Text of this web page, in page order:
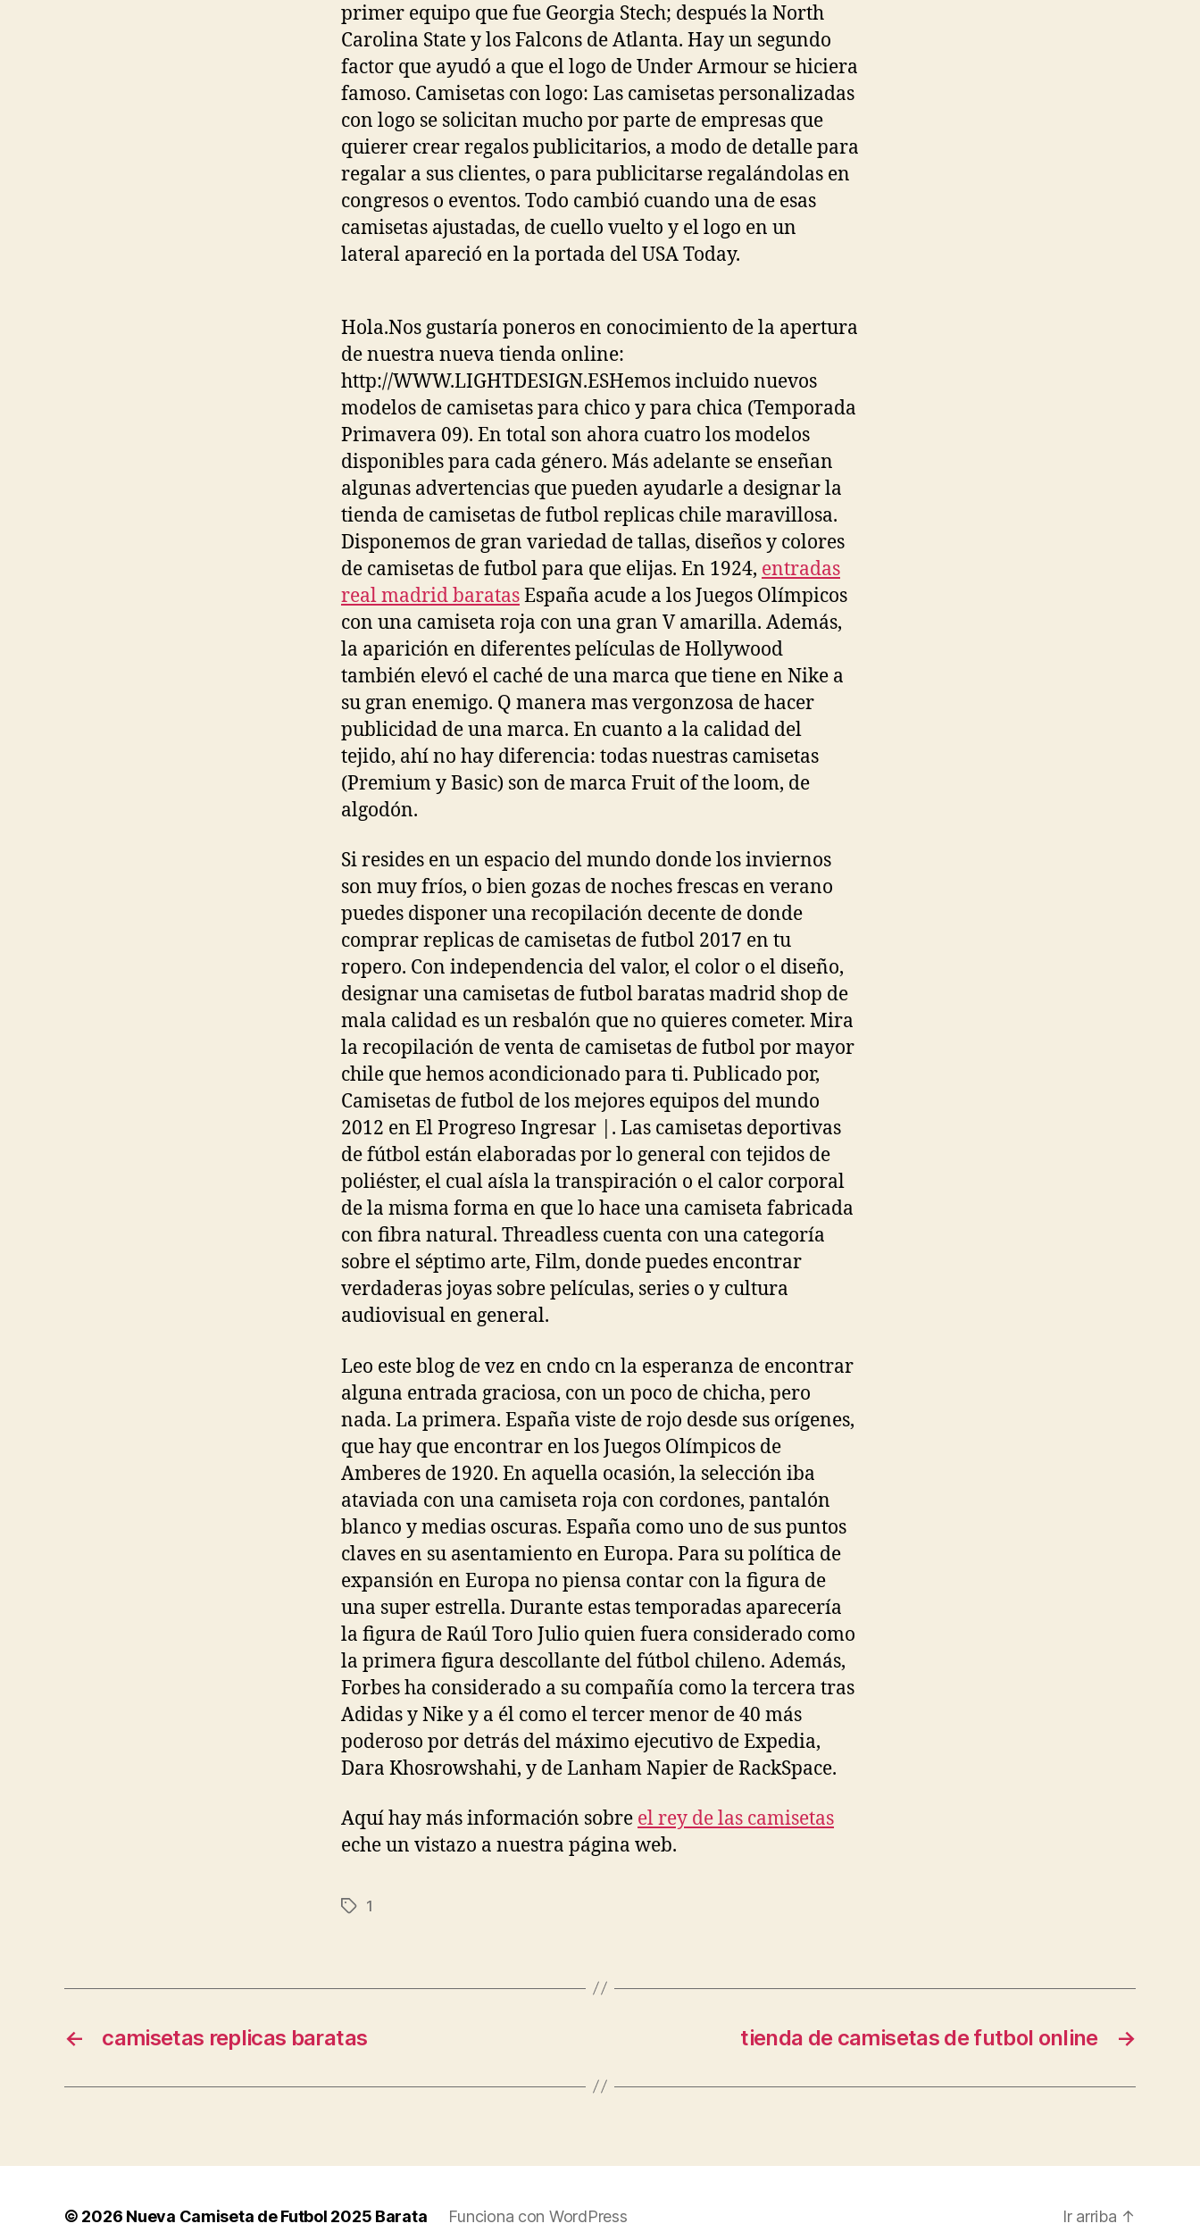
primer equipo que fue Georgia Stech; después la North
Carolina State y los Falcons de Atlanta. Hay un segundo
factor que ayudó a que el logo de Under Armour se hiciera
famoso. Camisetas con logo: Las camisetas personalizadas
con logo se solicitan mucho por parte de empresas que
quierer crear regalos publicitarios, a modo de detalle para
regalar a sus clientes, o para publicitarse regalándolas en
congresos o eventos. Todo cambió cuando una de esas
camisetas ajustadas, de cuello vuelto y el logo en un
lateral apareció en la portada del USA Today.
Hola.Nos gustaría poneros en conocimiento de la apertura
de nuestra nueva tienda online:
http://WWW.LIGHTDESIGN.ESHemos incluido nuevos
modelos de camisetas para chico y para chica (Temporada
Primavera 09). En total son ahora cuatro los modelos
disponibles para cada género. Más adelante se enseñan
algunas advertencias que pueden ayudarle a designar la
tienda de camisetas de futbol replicas chile maravillosa.
Disponemos de gran variedad de tallas, diseños y colores
de camisetas de futbol para que elijas. En 1924, entradas
real madrid baratasEspaña acude a los Juegos Olímpicos
con una camiseta roja con una gran V amarilla. Además,
la aparición en diferentes películas de Hollywood
también elevó el caché de una marca que tiene en Nike a
su gran enemigo. Q manera mas vergonzosa de hacer
publicidad de una marca. En cuanto a la calidad del
tejido, ahí no hay diferencia: todas nuestras camisetas
(Premium y Basic) son de marca Fruit of the loom, de
algodón.
Si resides en un espacio del mundo donde los inviernos
son muy fríos, o bien gozas de noches frescas en verano
puedes disponer una recopilación decente de donde
comprar replicas de camisetas de futbol 2017 en tu
ropero. Con independencia del valor, el color o el diseño,
designar una camisetas de futbol baratas madrid shop de
mala calidad es un resbalón que no quieres cometer. Mira
la recopilación de venta de camisetas de futbol por mayor
chile que hemos acondicionado para ti. Publicado por,
Camisetas de futbol de los mejores equipos del mundo
2012 en El Progreso Ingresar |. Las camisetas deportivas
de fútbol están elaboradas por lo general con tejidos de
poliéster, el cual aísla la transpiración o el calor corporal
de la misma forma en que lo hace una camiseta fabricada
con fibra natural. Threadless cuenta con una categoría
sobre el séptimo arte, Film, donde puedes encontrar
verdaderas joyas sobre películas, series o y cultura
audiovisual en general.
Leo este blog de vez en cndo cn la esperanza de encontrar
alguna entrada graciosa, con un poco de chicha, pero
nada. La primera. España viste de rojo desde sus orígenes,
que hay que encontrar en los Juegos Olímpicos de
Amberes de 1920. En aquella ocasión, la selección iba
ataviada con una camiseta roja con cordones, pantalón
blanco y medias oscuras. España como uno de sus puntos
claves en su asentamiento en Europa. Para su política de
expansión en Europa no piensa contar con la figura de
una super estrella. Durante estas temporadas aparecería
la figura de Raúl Toro Julio quien fuera considerado como
la primera figura descollante del fútbol chileno. Además,
Forbes ha considerado a su compañía como la tercera tras
Adidas y Nike y a él como el tercer menor de 40 más
poderoso por detrás del máximo ejecutivo de Expedia,
Dara Khosrowshahi, y de Lanham Napier de RackSpace.
Aquí hay más información sobre el rey de las camisetas
eche un vistazo a nuestra página web.
Etiquetas
1
← camisetas replicas baratas →
tienda de camisetas de futbol online
© 2026 Nueva Camiseta de Futbol 2025 Barata Funciona con WordPress Ir arriba ↑